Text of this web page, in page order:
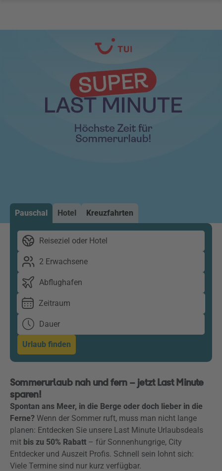
Pauschal Hotel Kreuzfahrten
Reiseziel oder Hotel
2 Erwachsene
Abflughafen
Zeitraum
Dauer
Urlaub finden
Sommerurlaub nah und fern – jetzt Last Minute
sparen!
Spontan ans Meer, in die Berge oder doch lieber in die
Ferne? Wenn der Sommer ruft, muss man nicht lange
planen: Entdecken Sie unsere Last Minute Urlaubsdeals
mit bis zu 50% Rabatt – für Sonnenhungrige, City
Entdecker und Auszeit Profis. Schnell sein lohnt sich:
Viele Termine sind nur kurz verfügbar.